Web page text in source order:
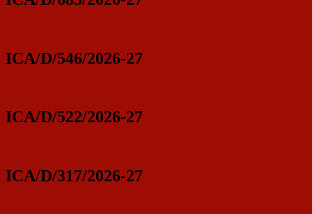
ICA/D/546/2026-27
ICA/D/522/2026-27
ICA/D/317/2026-27